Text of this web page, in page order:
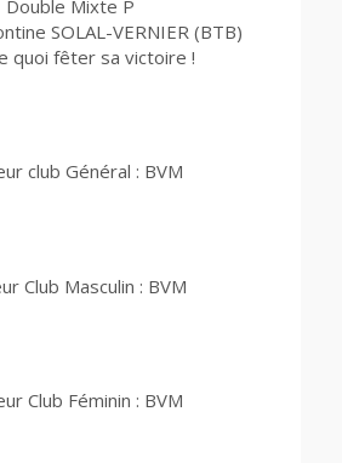
Double Mixte P
SOLAL-VERNIER (BTB)
quoi fêter sa victoire !
club Général : BVM
Club Masculin : BVM
Club Féminin : BVM